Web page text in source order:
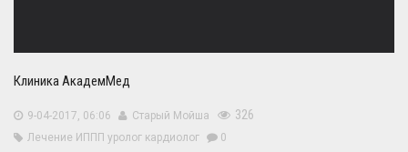
Клиника АкадемМед
9-04-2017, 06:06 Старый Мойша 326
Лечение ИППП уролог кардиолог 0